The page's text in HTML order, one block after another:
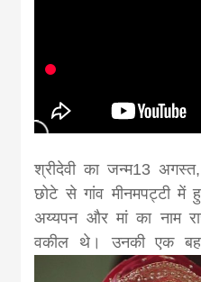
श्रीदेवी का जन्म13
छोटे से गांव मीनमपट्टी में
अय्यपन और मां का नाम
वकील थे। उनकी एक